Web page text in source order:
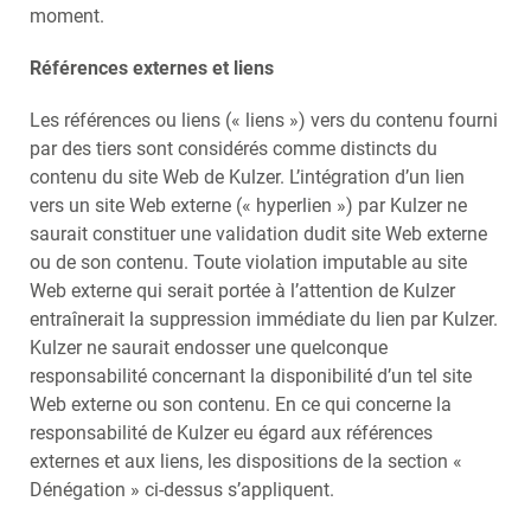
moment.
Références externes et liens
Les références ou liens (« liens ») vers du contenu fourni
par des tiers sont considérés comme distincts du
contenu du site Web de Kulzer. L’intégration d’un lien
vers un site Web externe (« hyperlien ») par Kulzer ne
saurait constituer une validation dudit site Web externe
ou de son contenu. Toute violation imputable au site
Web externe qui serait portée à l’attention de Kulzer
entraînerait la suppression immédiate du lien par Kulzer.
Kulzer ne saurait endosser une quelconque
responsabilité concernant la disponibilité d’un tel site
Web externe ou son contenu. En ce qui concerne la
responsabilité de Kulzer eu égard aux références
externes et aux liens, les dispositions de la section «
Dénégation » ci-dessus s’appliquent.